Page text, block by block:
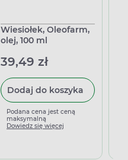
Wiesiołek, Oleofarm,
olej, 100 ml
39,49 zł
Dodaj do koszyka
Podana cena jest ceną
maksymalną
Dowiedz się więcej